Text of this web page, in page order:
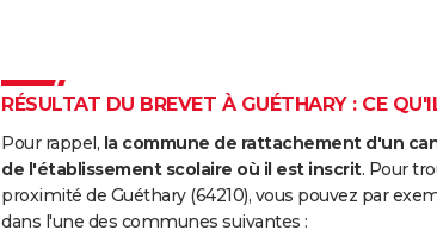
RÉSULTAT DU BREVET À GUÉTHARY : CE
Pour rappel, la commune de rattachement d'un
de l'établissement scolaire où il est inscrit. Pour
proximité de Guéthary (64210), vous pouvez par
dans l'une des communes suivantes :